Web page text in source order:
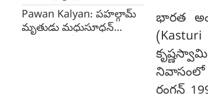
గవాస్కర్ (video)
Pawan Kalyan: పహల్గామ్‌
మృతుడు మధుసూధన్
భారత
నివాసంలో
రంగన్